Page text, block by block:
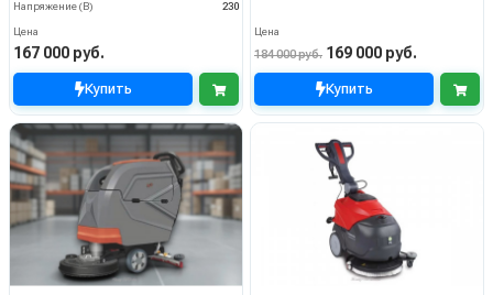
Напряжение (В)
230
Цена
167 000 руб.
Купить
Цена
184 000 руб. 169 000 руб.
Купить